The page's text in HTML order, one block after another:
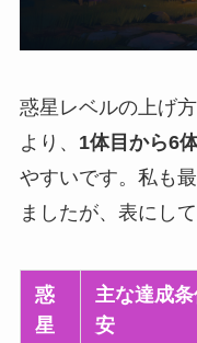
惑星レベルの上げ
より、 1体目から6
やすいです。私も
ましたが、表にし
惑
星
主な達成条
安